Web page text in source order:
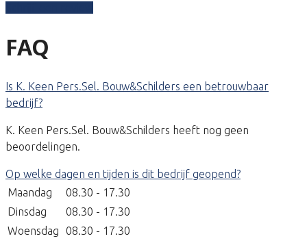
FAQ
Is K. Keen Pers.Sel. Bouw&Schilders een betrouwbaar
bedrijf?
K. Keen Pers.Sel. Bouw&Schilders heeft nog geen
beoordelingen.
Op welke dagen en tijden is dit bedrijf geopend?
Maandag
08.30 - 17.30
Dinsdag
08.30 - 17.30
Woensdag
08.30 - 17.30